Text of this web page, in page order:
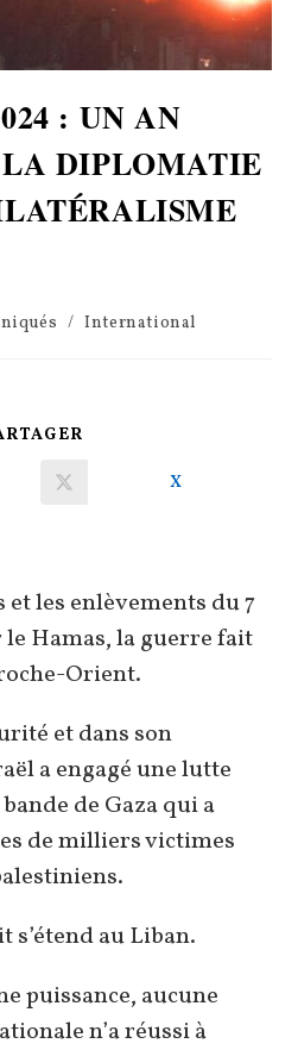
: UN AN
DIPLOMATIE
/ International
Ouvrir
X
les enlèvements du 7
Hamas, la guerre fait
Orient.
et dans son
a engagé une lutte
de Gaza qui a
de milliers victimes
au Liban.
puissance, aucune
n’a réussi à